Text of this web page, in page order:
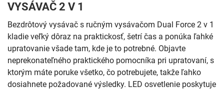
VYSÁVAČ 2 V 1
Bezdrôtový vysávač s ručným vysávačom Dual Force 2 v 1
kladie veľký dôraz na praktickosť, šetrí čas a ponúka ľahké
upratovanie všade tam, kde je to potrebné. Objavte
neprekonateľného praktického pomocníka pri upratovaní, s
ktorým máte poruke všetko, čo potrebujete, takže ľahko
dosiahnete požadované výsledky. LED osvetlenie poskytuje